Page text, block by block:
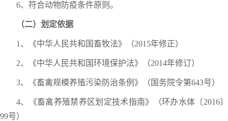
6、符合动物防疫条件原则。
（二）划定依据
1、《中华人民共和国畜牧法》（2015年修正）
2、《中华人民共和国环境保护法》（2014年修订）
3、《畜禽规模养殖污染防治条例》（国务院令第643号）
4、《畜禽养殖禁养区划定技术指南》（环办水体〔2016〕
99号）